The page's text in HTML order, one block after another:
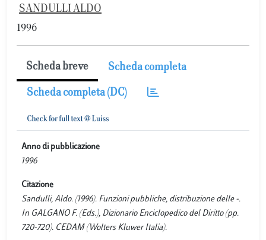
SANDULLI ALDO
1996
Scheda breve Scheda completa
Scheda completa (DC)
Anno di pubblicazione
1996
Citazione
Sandulli, Aldo. (1996). Funzioni pubbliche, distribuzione delle -.
In GALGANO F. (Eds.), Dizionario Enciclopedico del Diritto (pp.
720-720). CEDAM (Wolters Kluwer Italia).